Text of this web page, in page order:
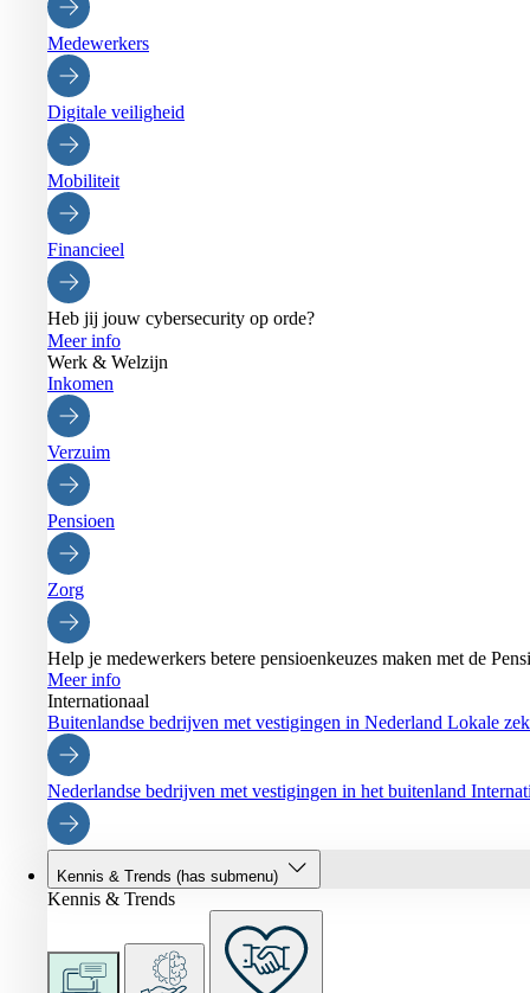
Medewerkers
Digitale veiligheid
Mobiliteit
Financieel
Heb jij jouw cybersecurity op orde?
Meer info
Werk & Welzijn
Inkomen
Verzuim
Pensioen
Zorg
Help je medewerkers betere pensioenkeuzes maken met de
Meer info
Internationaal
Buitenlandse bedrijven met vestigingen in Nederland Lokale
Nederlandse bedrijven met vestigingen in het buitenland
Kennis & Trends (has submenu)
Kennis & Trends